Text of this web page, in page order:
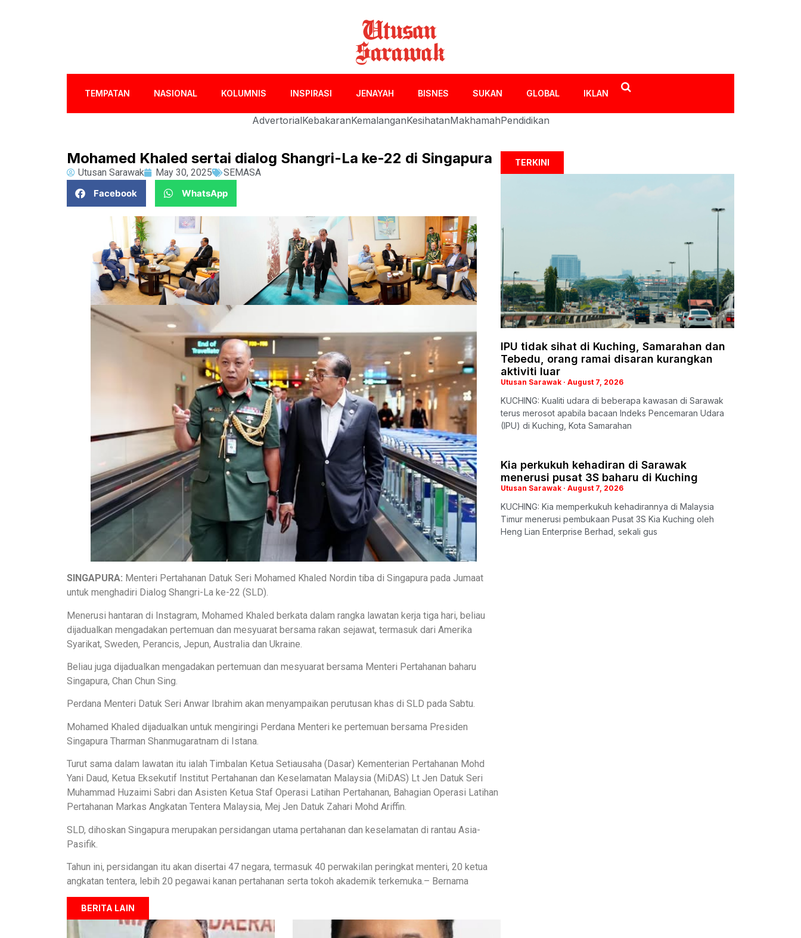
TEMPATAN NASIONAL KOLUMNIS INSPIRASI JENAYAH BISNES SUKAN GLOBAL IKLAN
AdvertorialKebakaranKemalanganKesihatanMakhamahPendidikan
Mohamed Khaled sertai dialog Shangri-La ke-22 di Singapura
Utusan Sarawak May 30, 2025
SEMASA
Facebook
WhatsApp
SINGAPURA: Menteri Pertahanan Datuk Seri Mohamed Khaled Nordin tiba di Singapura pada Jumaat
untuk menghadiri Dialog Shangri-La ke-22 (SLD).
Menerusi hantaran di Instagram, Mohamed Khaled berkata dalam rangka lawatan kerja tiga hari, beliau
dijadualkan mengadakan pertemuan dan mesyuarat bersama rakan sejawat, termasuk dari Amerika
Syarikat, Sweden, Perancis, Jepun, Australia dan Ukraine.
Beliau juga dijadualkan mengadakan pertemuan dan mesyuarat bersama Menteri Pertahanan baharu
Singapura, Chan Chun Sing.
Perdana Menteri Datuk Seri Anwar Ibrahim akan menyampaikan perutusan khas di SLD pada Sabtu.
Mohamed Khaled dijadualkan untuk mengiringi Perdana Menteri ke pertemuan bersama Presiden
Singapura Tharman Shanmugaratnam di Istana.
Turut sama dalam lawatan itu ialah Timbalan Ketua Setiausaha (Dasar) Kementerian Pertahanan Mohd
Yani Daud, Ketua Eksekutif Institut Pertahanan dan Keselamatan Malaysia (MiDAS) Lt Jen Datuk Seri
Muhammad Huzaimi Sabri dan Asisten Ketua Staf Operasi Latihan Pertahanan, Bahagian Operasi Latihan
Pertahanan Markas Angkatan Tentera Malaysia, Mej Jen Datuk Zahari Mohd Ariffin.
SLD, dihoskan Singapura merupakan persidangan utama pertahanan dan keselamatan di rantau Asia-
Pasifik.
Tahun ini, persidangan itu akan disertai 47 negara, termasuk 40 perwakilan peringkat menteri, 20 ketua
angkatan tentera, lebih 20 pegawai kanan pertahanan serta tokoh akademik terkemuka.– Bernama
BERITA LAIN
TERKINI
IPU tidak sihat di Kuching, Samarahan dan
Tebedu, orang ramai disaran kurangkan
aktiviti luar
Utusan Sarawak August 7, 2026
KUCHING: Kualiti udara di beberapa kawasan di Sarawak
terus merosot apabila bacaan Indeks Pencemaran Udara
(IPU) di Kuching, Kota Samarahan
Kia perkukuh kehadiran di Sarawak
menerusi pusat 3S baharu di Kuching
Utusan Sarawak August 7, 2026
KUCHING: Kia memperkukuh kehadirannya di Malaysia
Timur menerusi pembukaan Pusat 3S Kia Kuching oleh
Heng Lian Enterprise Berhad, sekali gus